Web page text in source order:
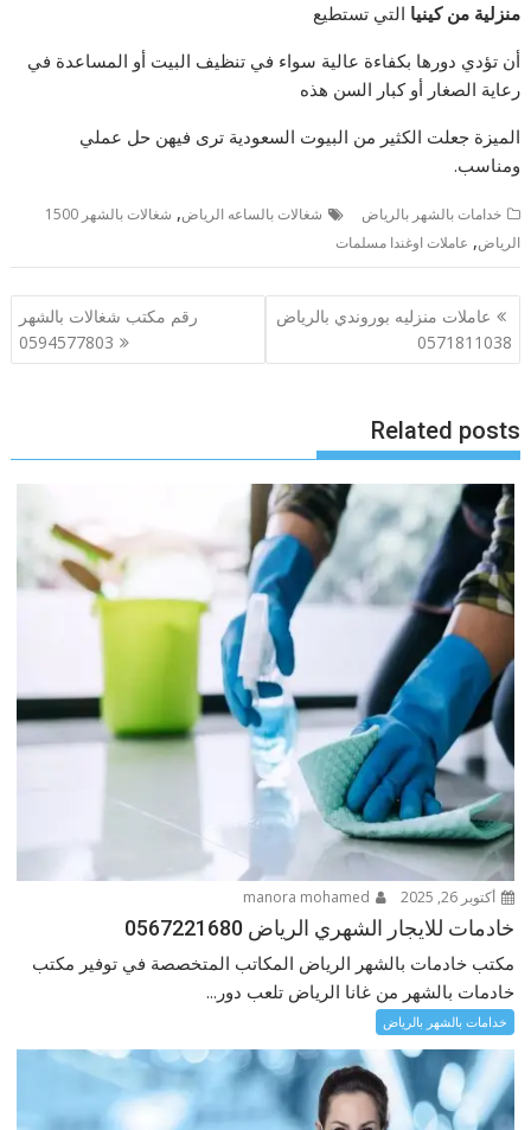
منزلية من كينيا التي تستطيع
أن تؤدي دورها بكفاءة عالية سواء في تنظيف البيت أو المساعدة في
رعاية الصغار أو كبار السن هذه
الميزة جعلت الكثير من البيوت السعودية ترى فيهن حل عملي
ومناسب.
خدامات بالشهر بالرياض شغالات بالساعه الرياض,
شغالات بالشهر 1500
الرياض, عاملات اوغندا مسلمات
تصفّح
المقالات
عاملات منزليه بوروندي بالرياض
0571811038
رقم مكتب شغالات بالشهر
0594577803
Related posts
أكتوبر 26, 2025
خادمات للايجار الشهري الرياض 0567221680
مكتب خادمات بالشهر الرياض المكاتب المتخصصة في توفير مكتب
خادمات بالشهر من غانا الرياض تلعب دور...
خدامات بالشهر بالرياض